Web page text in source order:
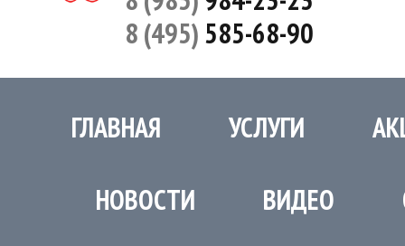
8 (495)585-68-90
ГЛАВНАЯ УСЛУГИ
НОВОСТИ ВИДЕО